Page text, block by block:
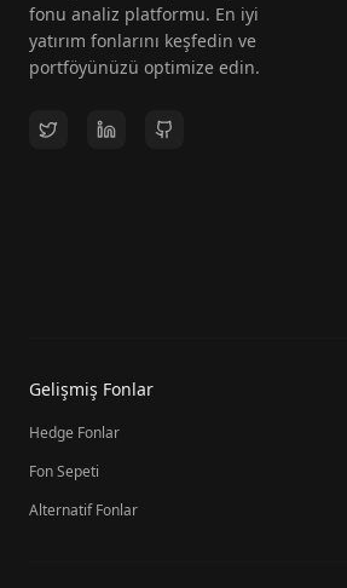
fonu analiz platformu. En iyi
yatırım fonlarını keşfedin ve
portföyünüzü optimize edin.
Gelişmiş Fonlar
Hedge Fonlar
Fon Sepeti
Alternatif Fonlar